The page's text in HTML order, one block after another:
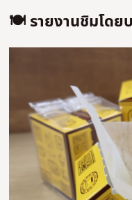
🍽️ รายงานชิมโดย